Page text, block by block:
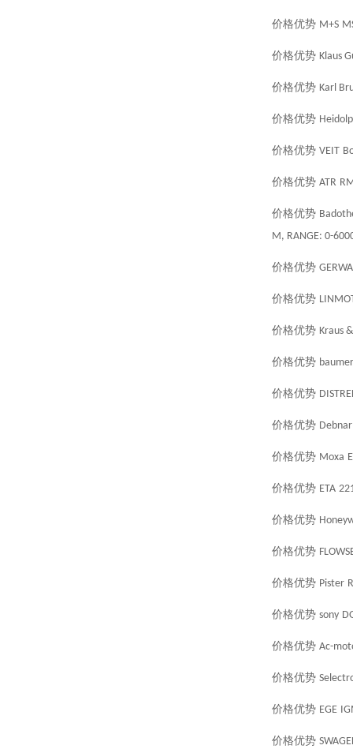
价格优势 M+S
价格优势 Klaus
价格优势 Karl
价格优势
价格优势 VEIT
价格优势 ATR
价格优势
M, RANGE: 0-
价格优势
价格优势
价格优势 Kraus
价格优势 baumer
价格优势
价格优势 Debnar
价格优势 Moxa
价格优势 ETA
价格优势
价格优势
价格优势 Pister
价格优势 sony
价格优势 Ac-
价格优势
价格优势 EGE
价格优势